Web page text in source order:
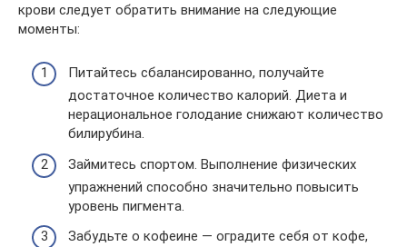
крови следует обратить внимание на следующие
моменты:
Питайтесь сбалансированно, получайте
достаточное количество калорий. Диета и
нерациональное голодание снижают количество
билирубина.
Займитесь спортом. Выполнение физических
упражнений способно значительно повысить
уровень пигмента.
Забудьте о кофеине — оградите себя от кофе,